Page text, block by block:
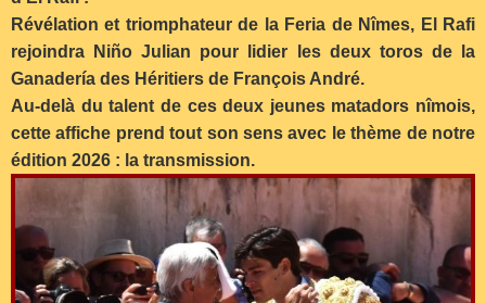
Révélation et triomphateur de la Feria de Nîmes, El Rafi
rejoindra Niño Julian pour lidier les deux toros de la
Ganadería des Héritiers de François André.
Au-delà du talent de ces deux jeunes matadors nîmois,
cette affiche prend tout son sens avec le thème de notre
édition 2026 : la transmission.